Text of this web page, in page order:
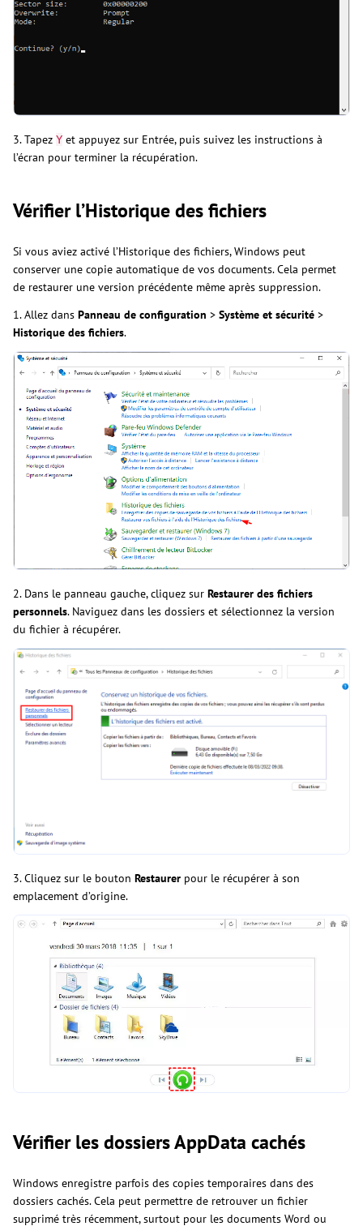
3. Tapez Y et appuyez sur Entrée, puis suivez les instructions à
l’écran pour terminer la récupération.
Vérifier l’Historique des fichiers
Si vous aviez activé l’Historique des fichiers, Windows peut
conserver une copie automatique de vos documents. Cela permet
de restaurer une version précédente même après suppression.
1. Allez dans Panneau de configuration > Système et sécurité >
Historique des fichiers.
2. Dans le panneau gauche, cliquez sur Restaurer des fichiers
personnels. Naviguez dans les dossiers et sélectionnez la version
du fichier à récupérer.
3. Cliquez sur le bouton Restaurer pour le récupérer à son
emplacement d’origine.
Vérifier les dossiers AppData cachés
Windows enregistre parfois des copies temporaires dans des
dossiers cachés. Cela peut permettre de retrouver un fichier
supprimé très récemment, surtout pour les documents Word ou